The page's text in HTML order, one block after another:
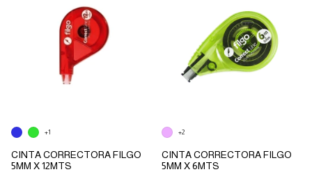
CINTA CORRECTORA FILGO
5MM X 12MTS
+1
CINTA CORRECTORA FILGO
5MM X 6MTS
+2